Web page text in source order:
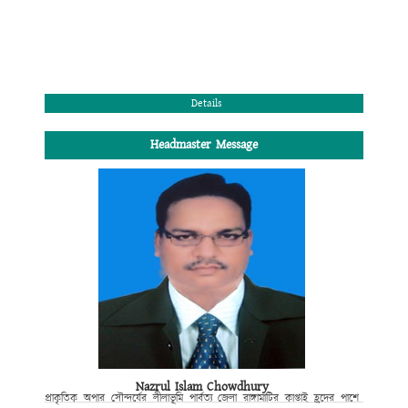
Details
Headmaster Message
Nazrul Islam Chowdhury
প্রাকৃতিক অপার সৌন্দর্যের লীলাভূমি পার্বত্য জেলা রাঙ্গামাটির কাপ্তাই হ্রদের পাশে